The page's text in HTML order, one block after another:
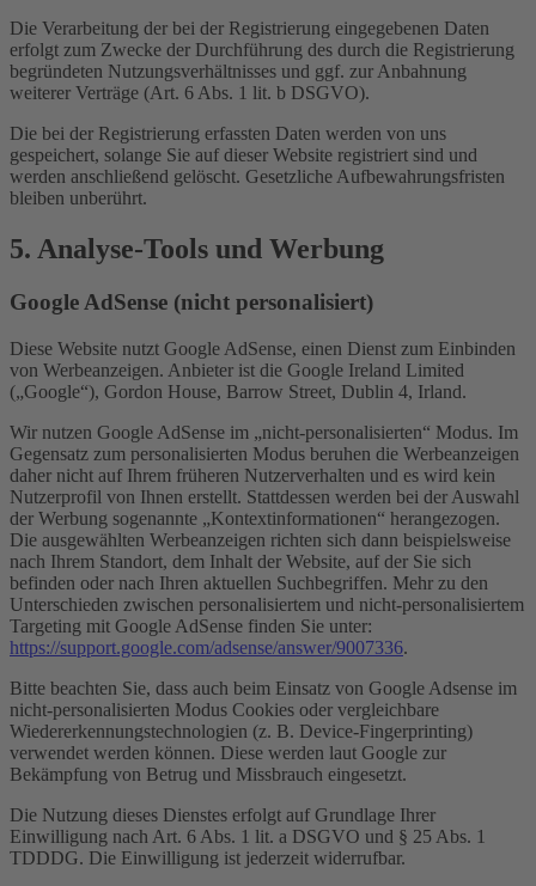
Die Verarbeitung der bei der Registrierung eingegebenen Daten
erfolgt zum Zwecke der Durchführung des durch die Registrierung
begründeten Nutzungsverhältnisses und ggf. zur Anbahnung
weiterer Verträge (Art. 6 Abs. 1 lit. b DSGVO).
Die bei der Registrierung erfassten Daten werden von uns
gespeichert, solange Sie auf dieser Website registriert sind und
werden anschließend gelöscht. Gesetzliche Aufbewahrungsfristen
bleiben unberührt.
5. Analyse-Tools und Werbung
Google AdSense (nicht personalisiert)
Diese Website nutzt Google AdSense, einen Dienst zum Einbinden
von Werbeanzeigen. Anbieter ist die Google Ireland Limited
(„Google“), Gordon House, Barrow Street, Dublin 4, Irland.
Wir nutzen Google AdSense im „nicht-personalisierten“ Modus. Im
Gegensatz zum personalisierten Modus beruhen die Werbeanzeigen
daher nicht auf Ihrem früheren Nutzerverhalten und es wird kein
Nutzerprofil von Ihnen erstellt. Stattdessen werden bei der Auswahl
der Werbung sogenannte „Kontextinformationen“ herangezogen.
Die ausgewählten Werbeanzeigen richten sich dann beispielsweise
nach Ihrem Standort, dem Inhalt der Website, auf der Sie sich
befinden oder nach Ihren aktuellen Suchbegriffen. Mehr zu den
Unterschieden zwischen personalisiertem und nicht-personalisiertem
Targeting mit Google AdSense finden Sie unter:
https://support.google.com/adsense/answer/9007336.
Bitte beachten Sie, dass auch beim Einsatz von Google Adsense im
nicht-personalisierten Modus Cookies oder vergleichbare
Wiedererkennungstechnologien (z. B. Device-Fingerprinting)
verwendet werden können. Diese werden laut Google zur
Bekämpfung von Betrug und Missbrauch eingesetzt.
Die Nutzung dieses Dienstes erfolgt auf Grundlage Ihrer
Einwilligung nach Art. 6 Abs. 1 lit. a DSGVO und § 25 Abs. 1
TDDDG. Die Einwilligung ist jederzeit widerrufbar.